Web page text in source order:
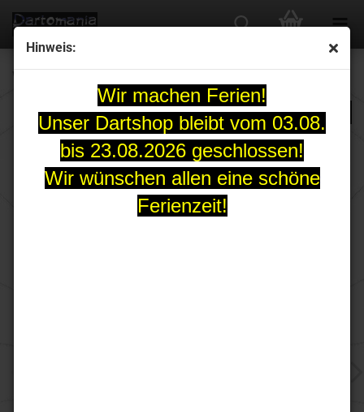
Hinweis:
Wir machen Ferien!
Unser Dartshop bleibt vom 03.08.
bis 23.08.2026 geschlossen!
Wir wünschen allen eine schöne
Ferienzeit!